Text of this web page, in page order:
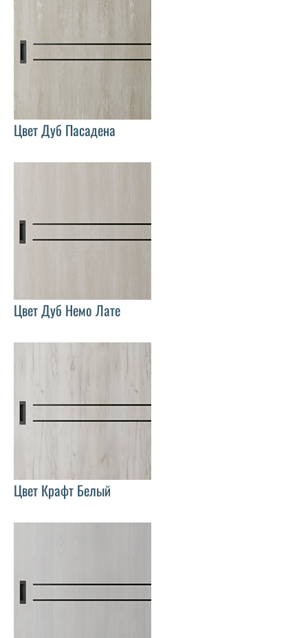
Цвет Дуб Пасадена
Цвет Дуб Немо Лате
Цвет Крафт Белый